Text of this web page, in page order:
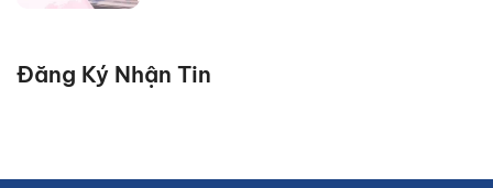
Đăng Ký Nhận Tin